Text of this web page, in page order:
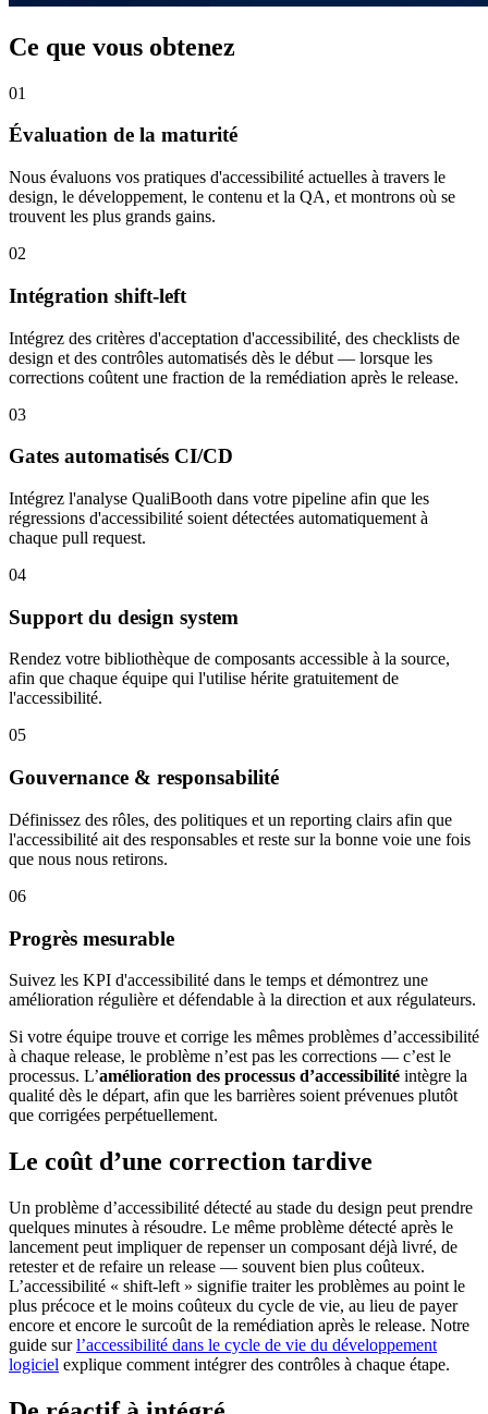
Ce que vous obtenez
01
Évaluation de la maturité
Nous évaluons vos pratiques d'accessibilité actuelles à travers le
design, le développement, le contenu et la QA, et montrons où se
trouvent les plus grands gains.
02
Intégration shift-left
Intégrez des critères d'acceptation d'accessibilité, des checklists de
design et des contrôles automatisés dès le début — lorsque les
corrections coûtent une fraction de la remédiation après le release.
03
Gates automatisés CI/CD
Intégrez l'analyse QualiBooth dans votre pipeline afin que les
régressions d'accessibilité soient détectées automatiquement à
chaque pull request.
04
Support du design system
Rendez votre bibliothèque de composants accessible à la source,
afin que chaque équipe qui l'utilise hérite gratuitement de
l'accessibilité.
05
Gouvernance & responsabilité
Définissez des rôles, des politiques et un reporting clairs afin que
l'accessibilité ait des responsables et reste sur la bonne voie une fois
que nous nous retirons.
06
Progrès mesurable
Suivez les KPI d'accessibilité dans le temps et démontrez une
amélioration régulière et défendable à la direction et aux régulateurs.
Si votre équipe trouve et corrige les mêmes problèmes d’accessibilité
à chaque release, le problème n’est pas les corrections — c’est le
processus. L’amélioration des processus d’accessibilité intègre la
qualité dès le départ, afin que les barrières soient prévenues plutôt
que corrigées perpétuellement.
Le coût d’une correction tardive
Un problème d’accessibilité détecté au stade du design peut prendre
quelques minutes à résoudre. Le même problème détecté après le
lancement peut impliquer de repenser un composant déjà livré, de
retester et de refaire un release — souvent bien plus coûteux.
L’accessibilité « shift-left » signifie traiter les problèmes au point le
plus précoce et le moins coûteux du cycle de vie, au lieu de payer
encore et encore le surcoût de la remédiation après le release. Notre
guide surl’accessibilité dans le cycle de vie du développement
logiciel explique comment intégrer des contrôles à chaque étape.